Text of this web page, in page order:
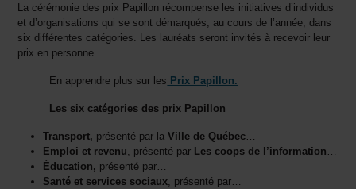
La cérémonie des prix Papillon récompense les initiatives d’individus
et d’organisations qui se sont démarqués, au cours de l’année, dans
six différentes catégories. Les lauréats seront invités à recevoir leur
prix en personne.
En apprendre plus sur les Prix Papillon.
Les six catégories des prix Papillon
Transport, présenté par laVille de Québec…
Emploi et revenu, présenté par Les coops de l’information …
Éducation, présenté par…
Santé et services sociaux, présenté par…